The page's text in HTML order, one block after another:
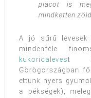
piacot is
mindketten
A jó sűrű levesek
mindenféle
kukoricalevest
Görögországban
ettünk nyers
a pékségek),